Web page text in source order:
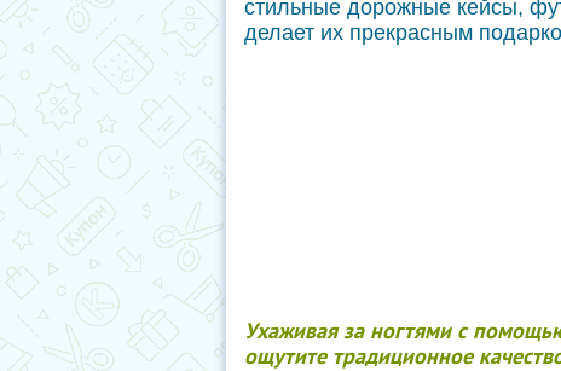
стильные дорожные кейсы,
делает их прекрасным
Ухаживая за ногтями с
ощутите традиционное